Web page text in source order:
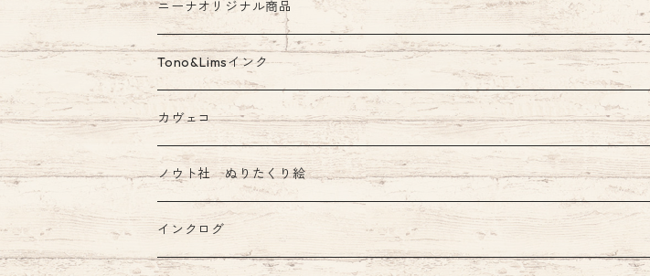
ニーナオリジナル商品
ガラスペン
Tono&Limsコラボインク
Tono&Limsインク
カヴェコ
ノウト社 ぬりたくり絵
インクログ